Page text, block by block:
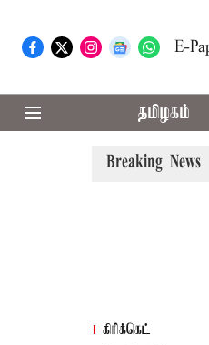
E-
தமிழகம்
Breaking News
வழக்கை வாபஸ் பெற்றார் சங்கீதா
கிரிக்கெட்